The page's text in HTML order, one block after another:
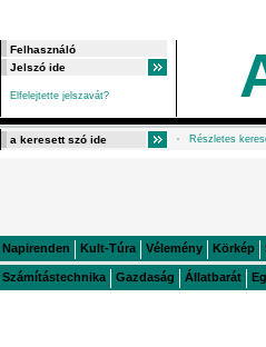
Elfelejtette jelszavát?
Részletes
Napirenden Kult-Túra Vélemény Körkép
Számítástechnika Gazdaság Állatbarát